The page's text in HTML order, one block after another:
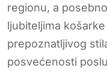
regionu, a
ljubiteljima
prepoznatljivog
posvećenosti